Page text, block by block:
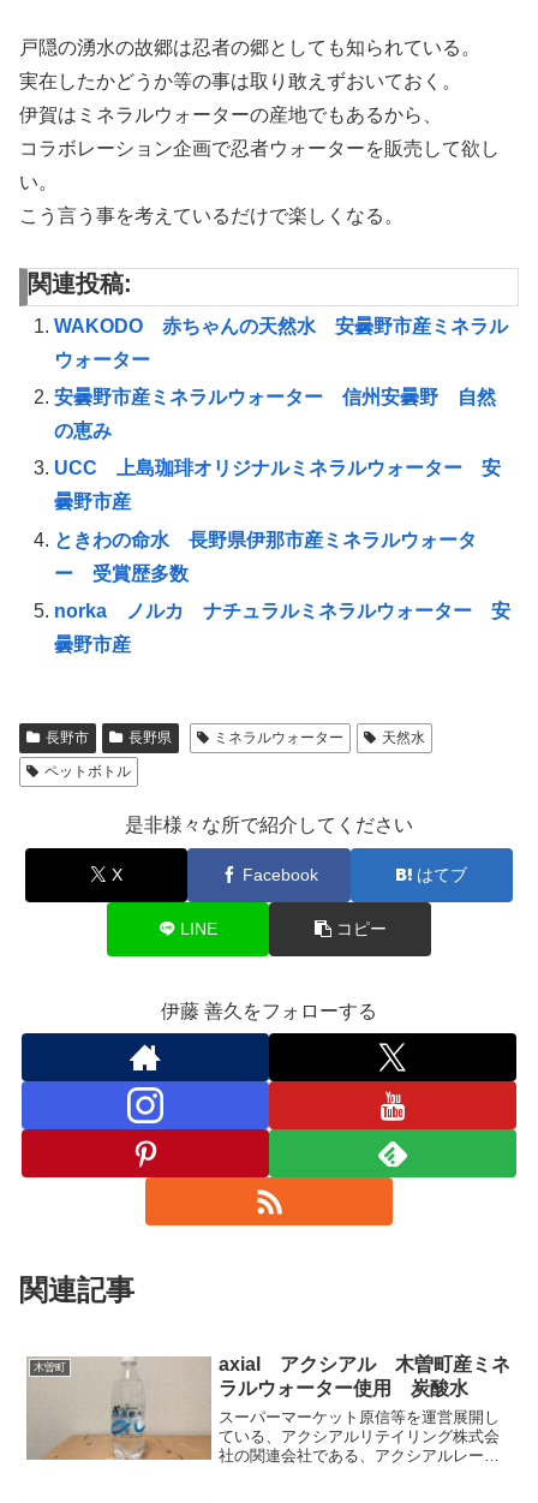
戸隠の湧水の故郷は忍者の郷としても知られている。
実在したかどうか等の事は取り敢えずおいておく。
伊賀はミネラルウォーターの産地でもあるから、
コラボレーション企画で忍者ウォーターを販売して欲し
い。
こう言う事を考えているだけで楽しくなる。
関連投稿:
WAKODO 赤ちゃんの天然水 安曇野市産ミネラル
ウォーター
安曇野市産ミネラルウォーター 信州安曇野 自然
の恵み
UCC 上島珈琲オリジナルミネラルウォーター 安
曇野市産
ときわの命水 長野県伊那市産ミネラルウォータ
ー 受賞歴多数
norka ノルカ ナチュラルミネラルウォーター 安
曇野市産
長野市 長野県 ミネラルウォーター
天然水
ペットボトル
是非様々な所で紹介してください
X Facebook はてブ
LINE コピー
伊藤 善久をフォローする
関連記事
木曽町
axial アクシアル 木曽町産ミネ
ラルウォーター使用 炭酸水
スーパーマーケット原信等を運営展開し
ている、アクシアルリテイリング株式会
社の関連会社である、アクシアルレーベ